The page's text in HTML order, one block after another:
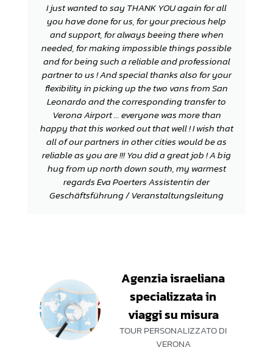
I just wanted to say THANK YOU again for all
you have done for us, for your precious help
and support, for always beeing there when
needed, for making impossible things possible
and for being such a reliable and professional
partner to us ! And special thanks also for your
flexibility in picking up the two vans from San
Leonardo and the corresponding transfer to
Verona Airport ... everyone was more than
happy that this worked out that well ! I wish that
all of our partners in other cities would be as
reliable as you are !!! You did a great job ! A big
hug from up north down south, my warmest
regards Eva Poerters Assistentin der
Geschäftsführung / Veranstaltungsleitung
Agenzia israeliana
specializzata in
viaggi su misura
TOUR PERSONALIZZATO DI
VERONA